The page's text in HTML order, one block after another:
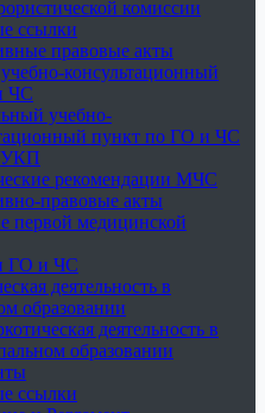
комиссии
ссылки
правовые акты
консультационный
ЧС
учебно-
пункт по ГО и ЧС
УКП
рекомендации МЧС
правовые акты
первой медицинской
ГО и ЧС
деятельность в
образовании
деятельность в
образовании
ссылки